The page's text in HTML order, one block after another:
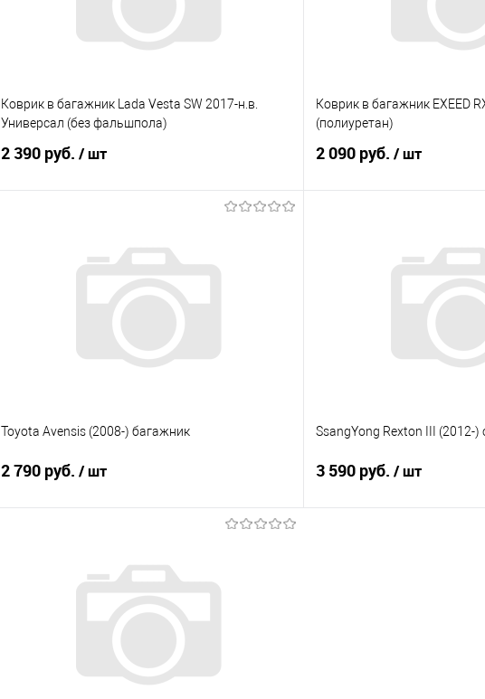
Коврик в багажник Lada Vesta SW 2017-н.в.
Универсал (без фальшпола)
2 390 руб. / шт
Купить в 1 клик
Сравнение
Под заказ
Коврик в багажник EXEED
(полиуретан)
2 090 руб. / шт
Купить в 1 клик
Toyota Avensis (2008-) багажник
2 790 руб. / шт
Купить в 1 клик
Сравнение
Под заказ
SsangYong Rexton III (2012-)
3 590 руб. / шт